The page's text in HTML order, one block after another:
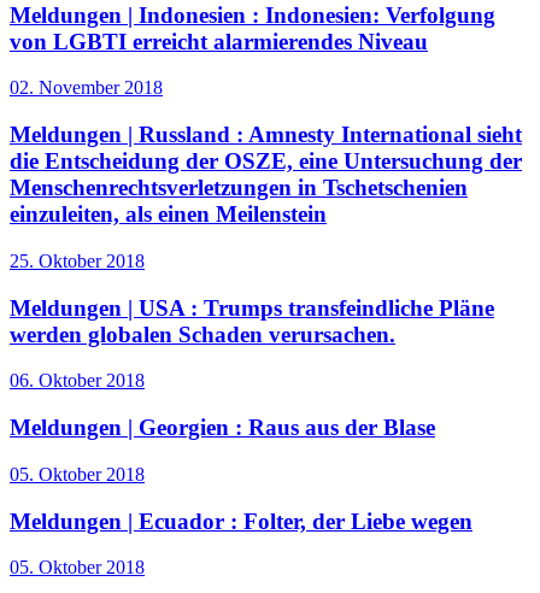
Meldungen | Indonesien : Indonesien: Verfolgung
von LGBTI erreicht alarmierendes Niveau
02. November 2018
Meldungen | Russland : Amnesty International sieht
die Entscheidung der OSZE, eine Untersuchung der
Menschenrechtsverletzungen in Tschetschenien
einzuleiten, als einen Meilenstein
25. Oktober 2018
Meldungen | USA : Trumps transfeindliche Pläne
werden globalen Schaden verursachen.
06. Oktober 2018
Meldungen | Georgien : Raus aus der Blase
05. Oktober 2018
Meldungen | Ecuador : Folter, der Liebe wegen
05. Oktober 2018